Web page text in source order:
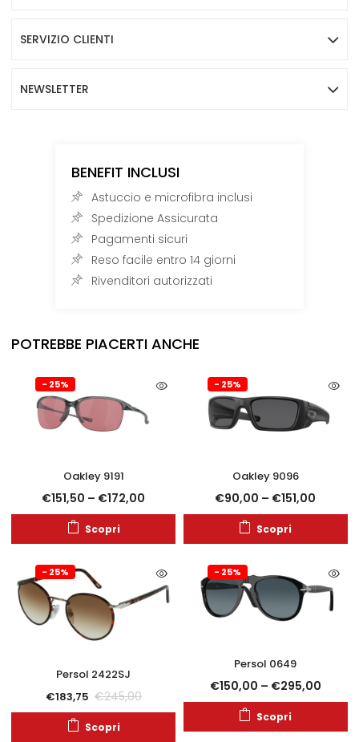
SERVIZIO CLIENTI
NEWSLETTER
BENEFIT INCLUSI
Astuccio e microfibra inclusi
Spedizione Assicurata
Pagamenti sicuri
Reso facile entro 14 giorni
Rivenditori autorizzati
POTREBBE PIACERTI ANCHE
- 25%
Oakley 9191
€151,50 – €172,00
Scopri
- 25%
Oakley 9096
€90,00 – €151,00
Scopri
- 25%
Persol 2422SJ
€183,75 €245,00
Scopri
- 25%
Persol 0649
€150,00 – €295,00
Scopri